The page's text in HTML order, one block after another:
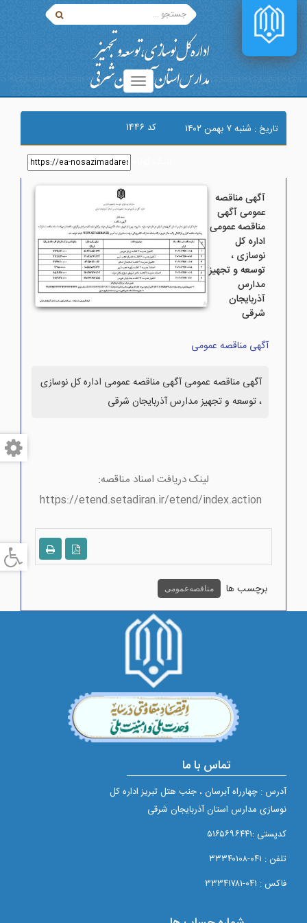
تاریخ : شنبه ۷ بهمن ۱۴۰۲ کد ۱۴۴۶
آگهی مناقصه
عمومی آگهی
مناقصه عمومی
اداره کل
نوسازی ،
توسعه و تجهیز
مدارس
آذربایجان
شرقی
آگهی مناقصه عمومی
آگهی مناقصه عمومی آگهی مناقصه عمومی اداره کل نوسازی
، توسعه و تجهیز مدارس آذربایجان شرقی
لینک دریافت اسناد مناقصه:
https://etend.setadiran.ir/etend/index.action
برچسب ها مناقصه عمومی
تماس با ما
آدرس : چهارراه آبرسان ، جنب هتل تبریز اداره کل
نوسازی مدارس استان آذربایجان شرقی
کدپستی :۵۱۶۵۶۹۶۴۴۱
تلفن : ۰۴۱-۳۳۳۴۰۱۰۸
فاکس : ۰۴۱-۳۳۳۴۱۷۸۱